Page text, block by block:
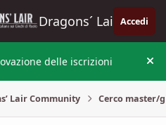
Dragons´ Lair Accedi
delle iscrizioni
Lair Community Cerco master/